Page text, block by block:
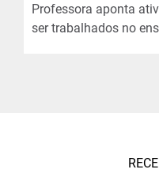
Professora aponta
ser trabalhados no